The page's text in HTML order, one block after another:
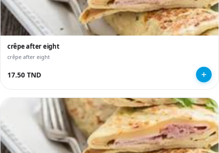
crêpe after eight
crêpe after eight
17.50 TND